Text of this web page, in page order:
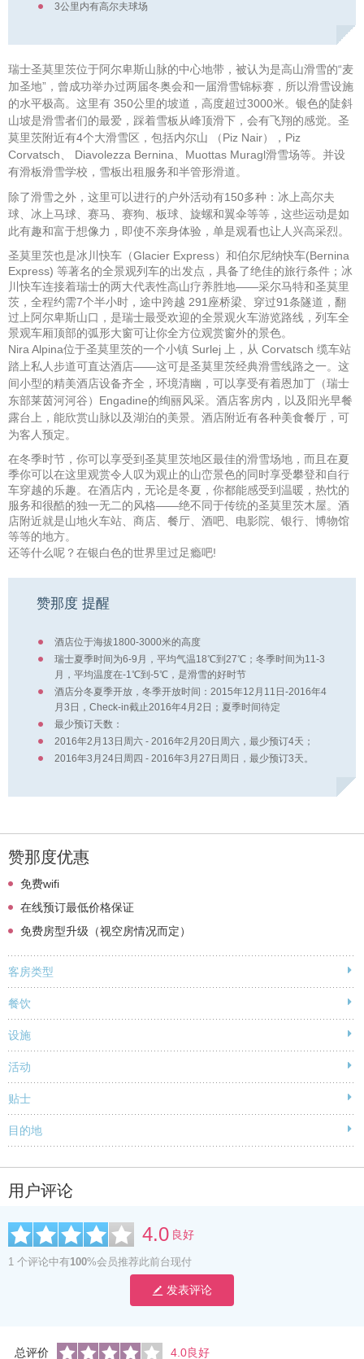
3公里内有高尔夫球场
瑞士圣莫里茨位于阿尔卑斯山脉的中心地带，被认为是高山滑雪的“麦
加圣地”，曾成功举办过两届冬奥会和一届滑雪锦标赛，所以滑雪设施
的水平极高。这里有 350公里的坡道，高度超过3000米。银色的陡斜
山坡是滑雪者们的最爱，踩着雪板从峰顶滑下，会有飞翔的感觉。圣
莫里茨附近有4个大滑雪区，包括内尔山 （Piz Nair），Piz
Corvatsch、 Diavolezza Bernina、Muottas Muragl滑雪场等。并设
有滑板滑雪学校，雪板出租服务和半管形滑道。
除了滑雪之外，这里可以进行的户外活动有150多种：冰上高尔夫
球、冰上马球、赛马、赛狗、板球、旋螺和翼伞等等，这些运动是如
此有趣和富于想像力，即使不亲身体验，单是观看也让人兴高采烈。
圣莫里茨也是冰川快车（Glacier Express）和伯尔尼纳快车(Bernina
Express) 等著名的全景观列车的出发点，具备了绝佳的旅行条件；冰
川快车连接着瑞士的两大代表性高山疗养胜地——采尔马特和圣莫里
茨，全程约需7个半小时，途中跨越 291座桥梁、穿过91条隧道，翻
过上阿尔卑斯山口，是瑞士最受欢迎的全景观火车游览路线，列车全
景观车厢顶部的弧形大窗可让你全方位观赏窗外的景色。
Nira Alpina位于圣莫里茨的一个小镇 Surlej 上，从 Corvatsch 缆车站
踏上私人步道可直达酒店——这可是圣莫里茨经典滑雪线路之一。这
间小型的精美酒店设备齐全，环境清幽，可以享受有着恩加丁（瑞士
东部莱茵河河谷）Engadine的绚丽风采。酒店客房内，以及阳光早餐
露台上，能欣赏山脉以及湖泊的美景。酒店附近有各种美食餐厅，可
为客人预定。
在冬季时节，你可以享受到圣莫里茨地区最佳的滑雪场地，而且在夏
季你可以在这里观赏令人叹为观止的山峦景色的同时享受攀登和自行
车穿越的乐趣。在酒店内，无论是冬夏，你都能感受到温暖，热忱的
服务和很酷的独一无二的风格——绝不同于传统的圣莫里茨木屋。酒
店附近就是山地火车站、商店、餐厅、酒吧、电影院、银行、博物馆
等等的地方。
还等什么呢？在银白色的世界里过足瘾吧!
赞那度 提醒
酒店位于海拔1800-3000米的高度
瑞士夏季时间为6-9月，平均气温18℃到27℃；冬季时间为11-3
月，平均温度在-1℃到-5℃，是滑雪的好时节
酒店分冬夏季开放，冬季开放时间：2015年12月11日-2016年4
月3日，Check-in截止2016年4月2日；夏季时间待定
最少预订天数：
2016年2月13日周六 - 2016年2月20日周六，最少预订4天；
2016年3月24日周四 - 2016年3月27日周日，最少预订3天。
赞那度优惠
免费wifi
在线预订最低价格保证
免费房型升级（视空房情况而定）
客房类型
餐饮
设施
活动
贴士
目的地
用户评论
良好
4.0
1 个评论中有100%会员推荐此前台现付
发表评论
总评价 4.0良好